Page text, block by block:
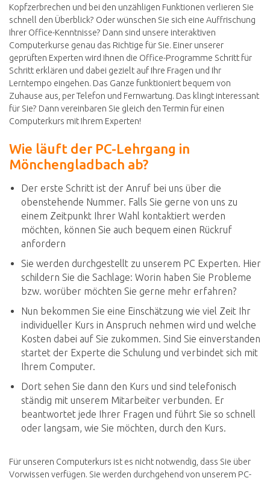
Kopfzerbrechen und bei den unzähligen Funktionen verlieren Sie
schnell den Überblick? Oder wünschen Sie sich eine Auffrischung
Ihrer Office-Kenntnisse? Dann sind unsere interaktiven
Computerkurse genau das Richtige für Sie. Einer unserer
geprüften Experten wird Ihnen die Office-Programme Schritt für
Schritt erklären und dabei gezielt auf Ihre Fragen und Ihr
Lerntempo eingehen. Das Ganze funktioniert bequem von
Zuhause aus, per Telefon und Fernwartung. Das klingt interessant
für Sie? Dann vereinbaren Sie gleich den Termin für einen
Computerkurs mit Ihrem Experten!
Wie läuft der PC-Lehrgang in
Mönchengladbach ab?
Der erste Schritt ist der Anruf bei uns über die
obenstehende Nummer. Falls Sie gerne von uns zu
einem Zeitpunkt Ihrer Wahl kontaktiert werden
möchten, können Sie auch bequem einen Rückruf
anfordern
Sie werden durchgestellt zu unserem PC Experten. Hier
schildern Sie die Sachlage: Worin haben Sie Probleme
bzw. worüber möchten Sie gerne mehr erfahren?
Nun bekommen Sie eine Einschätzung wie viel Zeit Ihr
individueller Kurs in Anspruch nehmen wird und welche
Kosten dabei auf Sie zukommen. Sind Sie einverstanden
startet der Experte die Schulung und verbindet sich mit
Ihrem Computer.
Dort sehen Sie dann den Kurs und sind telefonisch
ständig mit unserem Mitarbeiter verbunden. Er
beantwortet jede Ihrer Fragen und führt Sie so schnell
oder langsam, wie Sie möchten, durch den Kurs.
Für unseren Computerkurs ist es nicht notwendig, dass Sie über
Vorwissen verfügen. Sie werden durchgehend von unserem PC-